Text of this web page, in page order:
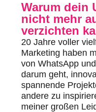
Warum dein
nicht mehr
verzichten
20 Jahre voller
Marketing haben
von WhatsApp
darum geht,
spannende
andere zu
meiner großen